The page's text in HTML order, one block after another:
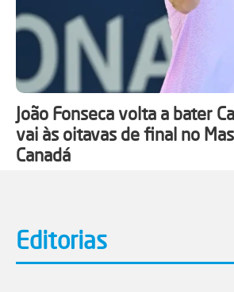
João Fonseca volta a bater
vai às oitavas de final no
Canadá
Editorias